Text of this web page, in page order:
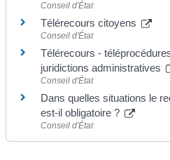
Conseil d'État
Télérecours citoyens
Conseil d'État
Télérecours -
juridictions administratives
Conseil d'État
Dans quelles situations le
est-il obligatoire ?
Conseil d'État